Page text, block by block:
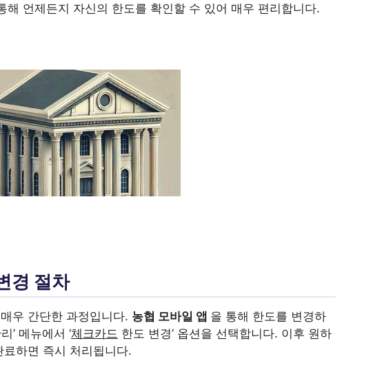
해 언제든지 자신의 한도를 확인할 수 있어 매우 편리합니다.
경 절차
우 간단한 과정입니다. 농협 모바일 앱 을 통해 한도를 변경하
’ 메뉴에서 ‘체크카드 한도 변경’ 옵션을 선택합니다. 이후 원하
하면 즉시 처리됩니다.